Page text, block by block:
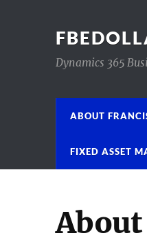
Dynamics 365
ABOUT
FIXED ASSET